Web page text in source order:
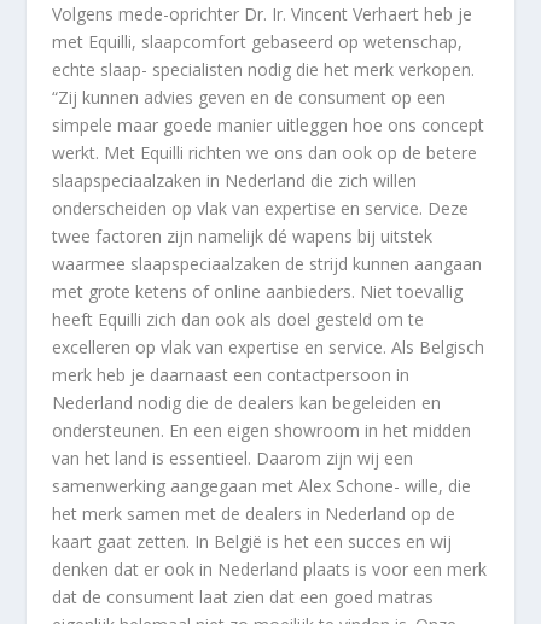
Volgens mede-oprichter Dr. Ir. Vincent Verhaert heb je
met Equilli, slaapcomfort gebaseerd op wetenschap,
echte slaap- specialisten nodig die het merk verkopen.
“Zij kunnen advies geven en de consument op een
simpele maar goede manier uitleggen hoe ons concept
werkt. Met Equilli richten we ons dan ook op de betere
slaapspeciaalzaken in Nederland die zich willen
onderscheiden op vlak van expertise en service. Deze
twee factoren zijn namelijk dé wapens bij uitstek
waarmee slaapspeciaalzaken de strijd kunnen aangaan
met grote ketens of online aanbieders. Niet toevallig
heeft Equilli zich dan ook als doel gesteld om te
excelleren op vlak van expertise en service. Als Belgisch
merk heb je daarnaast een contactpersoon in
Nederland nodig die de dealers kan begeleiden en
ondersteunen. En een eigen showroom in het midden
van het land is essentieel. Daarom zijn wij een
samenwerking aangegaan met Alex Schone- wille, die
het merk samen met de dealers in Nederland op de
kaart gaat zetten. In België is het een succes en wij
denken dat er ook in Nederland plaats is voor een merk
dat de consument laat zien dat een goed matras